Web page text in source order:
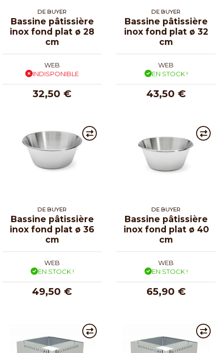
DE BUYER
Bassine pâtissière
inox fond plat ø 28
cm
WEB
INDISPONIBLE
32,50 €
DE BUYER
Bassine pâtissière
inox fond plat ø 32
cm
WEB
EN STOCK !
43,50 €
DE BUYER
Bassine pâtissière
inox fond plat ø 36
cm
WEB
EN STOCK !
49,50 €
DE BUYER
Bassine pâtissière
inox fond plat ø 40
cm
WEB
EN STOCK !
65,90 €